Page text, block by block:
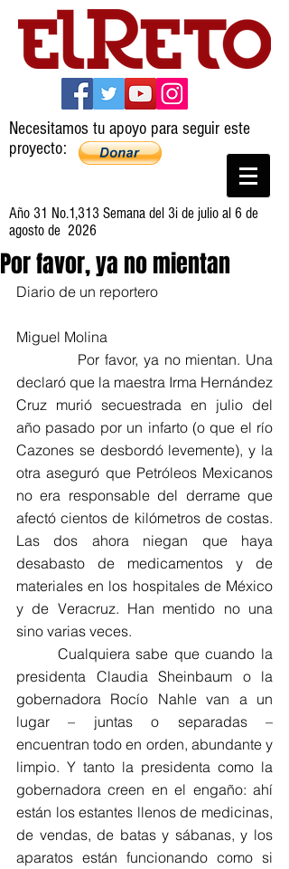
Necesitamos tu apoyo para seguir este
proyecto:
Año 31 No.1,313 Semana del 3i de julio al 6 de
agosto de 2026
Por favor, ya no mientan
Diario de un reportero
Miguel Molina
Por favor, ya no mientan. Una
declaró que la maestra Irma Hernández
Cruz murió secuestrada en julio del
año pasado por un infarto (o que el río
Cazones se desbordó levemente), y la
otra aseguró que Petróleos Mexicanos
no era responsable del derrame que
afectó cientos de kilómetros de costas.
Las dos ahora niegan que haya
desabasto de medicamentos y de
materiales en los hospitales de México
y de Veracruz. Han mentido no una
sino varias veces.
Cualquiera sabe que cuando la
presidenta Claudia Sheinbaum o la
gobernadora Rocío Nahle van a un
lugar – juntas o separadas –
encuentran todo en orden, abundante y
limpio. Y tanto la presidenta como la
gobernadora creen en el engaño: ahí
están los estantes llenos de medicinas,
de vendas, de batas y sábanas, y los
aparatos están funcionando como si